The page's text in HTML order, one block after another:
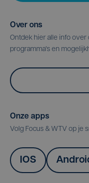
Over ons
Ontdek hier alle info
programma's en
Onze apps
Volg Focus & WTV op je
IOS